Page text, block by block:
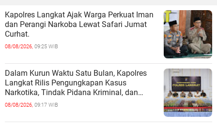
Kapolres Langkat Ajak Warga Perkuat Iman
dan Perangi Narkoba Lewat Safari Jumat
Curhat.
08/08/2026, 09:25 WIB
Dalam Kurun Waktu Satu Bulan, Kapolres
Langkat Rilis Pengungkapan Kasus
Narkotika, Tindak Pidana Kriminal, dan
Kekerasan Seksual terhadap Anak.
08/08/2026, 09:17 WIB